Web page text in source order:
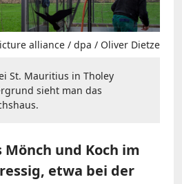
alliance / dpa / Oliver Dietze
St. Mauritius in Tholey
sieht man das
Mönch und Koch im
etwa bei der